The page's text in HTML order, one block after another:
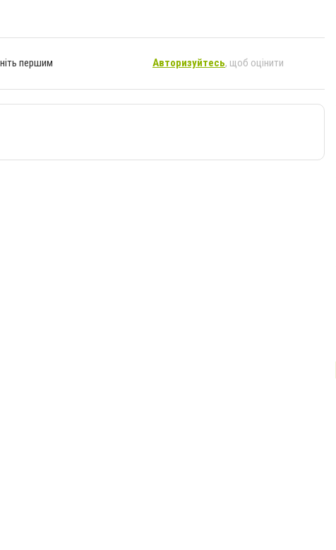
першим Авторизуйтесь, щоб оцінити